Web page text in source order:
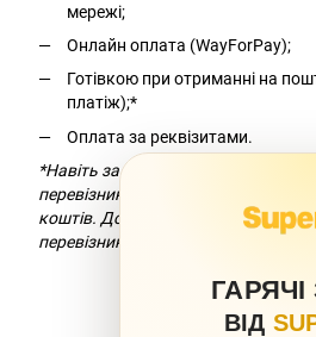
ВІД
мережі;
Онлайн оплата (WayForPay);
Готівкою при отриманні на
платіж);*
Оплата за реквізитами.
*Навіть за умови безкоштовної
перевізник додасть комісію за
коштів. Докладніше можна
перевізника.